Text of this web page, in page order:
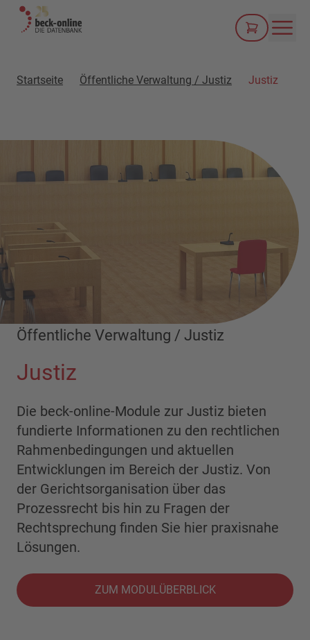
Startseite Öffentliche Verwaltung / Justiz Justiz
Öffentliche Verwaltung / Justiz
Justiz
Die beck-online-Module zur Justiz bieten
fundierte Informationen zu den rechtlichen
Rahmenbedingungen und aktuellen
Entwicklungen im Bereich der Justiz. Von
der Gerichtsorganisation über das
Prozessrecht bis hin zu Fragen der
Rechtsprechung finden Sie hier praxisnahe
Lösungen.
ZUM MODULÜBERBLICK